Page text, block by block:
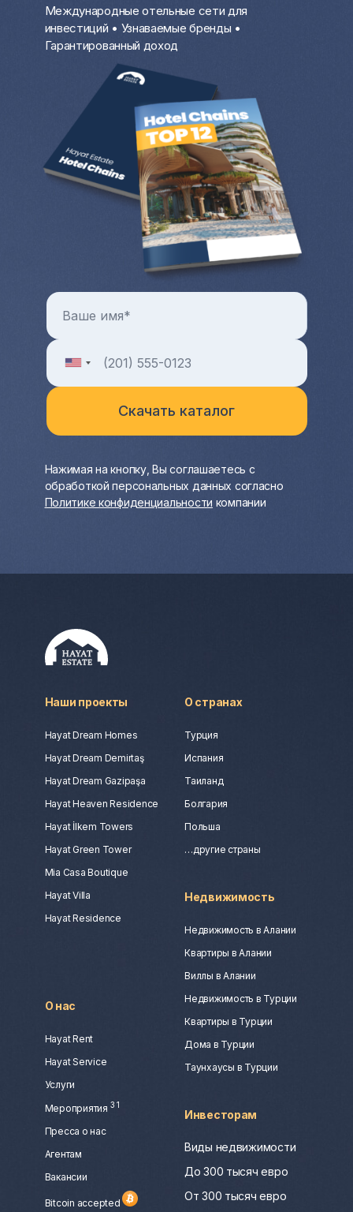
особенно на первой береговой линии у
моря, крайне выгодно в разгар
туристического сезона. В остальное
время вы можете проживать там.
Цены на коммерческую и жилую
недвижимость с каждым годом только
растут. Всегда можно продать квартиру
или дом за рубежом и выручить
довольно крупную разницу от продажи.
Больше преимуществ и особенностей от
покупки квартиры и любой другой зарубежной
недвижимости в целом можно узнать на
индивидуальной консультации с менеджером
Международные отельные сети для
инвестиций • Узнаваемые бренды •
Гарантированный доход
Нажимая на кнопку, Вы соглашаетесь с
обработкой персональных данных согласно
Политике конфиденциальности компании
Наши проекты
Hayat Dream Homes
Hayat Dream Demirtaş
Hayat Dream Gazipaşa
Hayat Heaven Residence
Hayat İlkem Towers
Hayat Green Tower
Mia Casa Boutique
Hayat Villa
Hayat Residence
О странах
Турция
Испания
Таиланд
Болгария
Польша
…другие страны
О нас
Hayat Rent
Hayat Service
Услуги
Мероприятия 3 1
Пресса о нас
Агентам
Вакансии
Bitcoin accepted
Недвижимость
Недвижимость в Алании
Квартиры в Алании
Виллы в Алании
Недвижимость в Турции
Квартиры в Турции
Дома в Турции
Таунхаусы в Турции
Инвесторам
Виды недвижимости
До 300 тысяч евро
От 300 тысяч евро